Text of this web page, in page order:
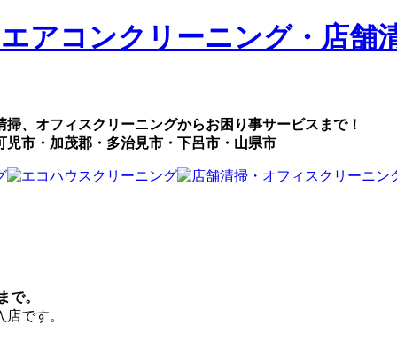
、オフィスクリーニングからお困り事サービスまで！
市・加茂郡・多治見市・下呂市・山県市
で。
です。